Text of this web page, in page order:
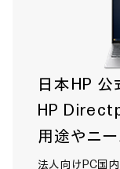
日本HP 公
HP
用途やニ
法人向けPC国